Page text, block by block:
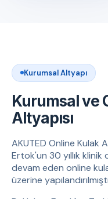
Kurumsal Altyapı
Kurumsal ve
Altyapısı
AKUTED Online Kulak
Ertok'un 30 yıllık
devam eden online
üzerine